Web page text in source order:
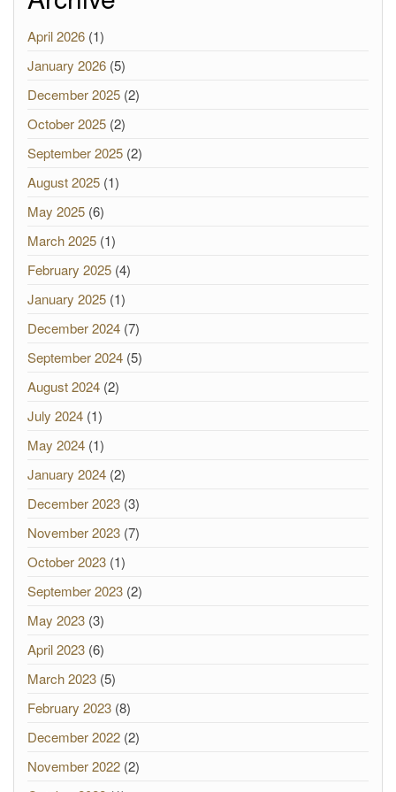
April 2026 (1)
January 2026 (5)
December 2025 (2)
October 2025 (2)
September 2025 (2)
August 2025 (1)
May 2025 (6)
March 2025 (1)
February 2025 (4)
January 2025 (1)
December 2024 (7)
September 2024 (5)
August 2024 (2)
July 2024 (1)
May 2024 (1)
January 2024 (2)
December 2023 (3)
November 2023 (7)
October 2023 (1)
September 2023 (2)
May 2023 (3)
April 2023 (6)
March 2023 (5)
February 2023 (8)
December 2022 (2)
November 2022 (2)